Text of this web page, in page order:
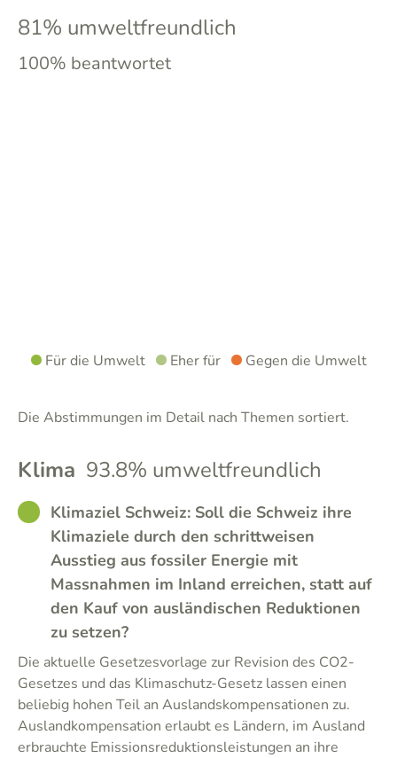
81% umweltfreundlich
100% beantwortet
Für die Umwelt Eher für Gegen die Umwelt
Die Abstimmungen im Detail nach Themen sortiert.
Klima 93.8% umweltfreundlich
GOODKlimaziel Schweiz: Soll die Schweiz ihre
Klimaziele durch den schrittweisen
Ausstieg aus fossiler Energie mit
Massnahmen im Inland erreichen, statt auf
den Kauf von ausländischen Reduktionen
zu setzen?
Die aktuelle Gesetzesvorlage zur Revision des CO2-
Gesetzes und das Klimaschutz-Gesetz lassen einen
beliebig hohen Teil an Auslandskompensationen zu.
Auslandkompensation erlaubt es Ländern, im Ausland
erbrauchte Emissionsreduktionsleistungen an ihre